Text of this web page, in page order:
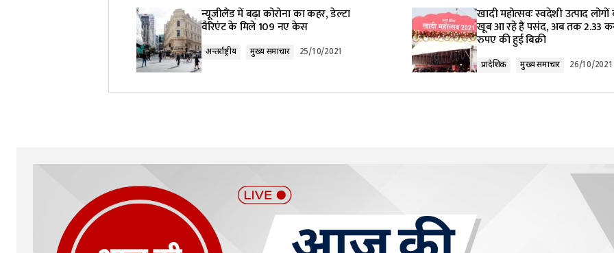
न्यूजीलैंड में बढ़ा कोरोना का कहर, डेल्टा
वैरिएंट के मिले 109 नए केस
अन्तर्राष्ट्रीय मुख्य समाचार 25/10/2021
खादी महोत्‍सवः स्वदेशी उत्पाद
खूब आ रहे हैं पसंद, अब तक 2.33
रुपए की हुई बिक्री
प्रादेशिक मुख्य समाचार 26/10/2021